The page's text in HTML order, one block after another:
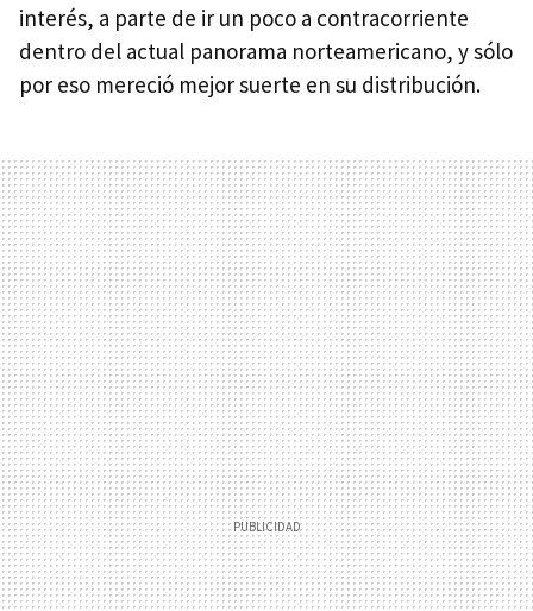
interés, a parte de ir un poco a contracorriente
dentro del actual panorama norteamericano, y sólo
por eso mereció mejor suerte en su distribución.